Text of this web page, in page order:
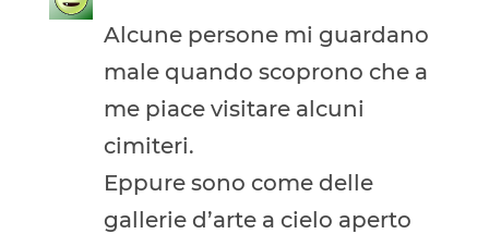
Alcune persone mi guardano
male quando scoprono che a
me piace visitare alcuni
cimiteri.
Eppure sono come delle
gallerie d’arte a cielo aperto